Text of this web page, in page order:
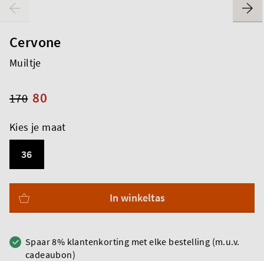
Cervone
Muiltje
80
170
Kies je maat
36
In winkeltas
Spaar 8% klantenkorting met elke bestelling (m.u.v.
cadeaubon)